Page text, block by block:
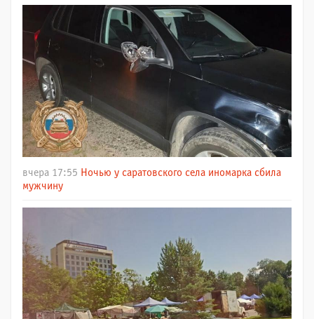
вчера 17:55 Ночью у саратовского села иномарка сбила
мужчину